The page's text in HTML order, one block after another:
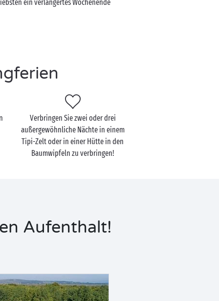
ein verlängertes Wochenende
Verbringen Sie zwei oder drei
außergewöhnliche Nächte in einem
Tipi-Zelt oder in einer Hütte in den
Baumwipfeln zu verbringen!
Aufenthalt!